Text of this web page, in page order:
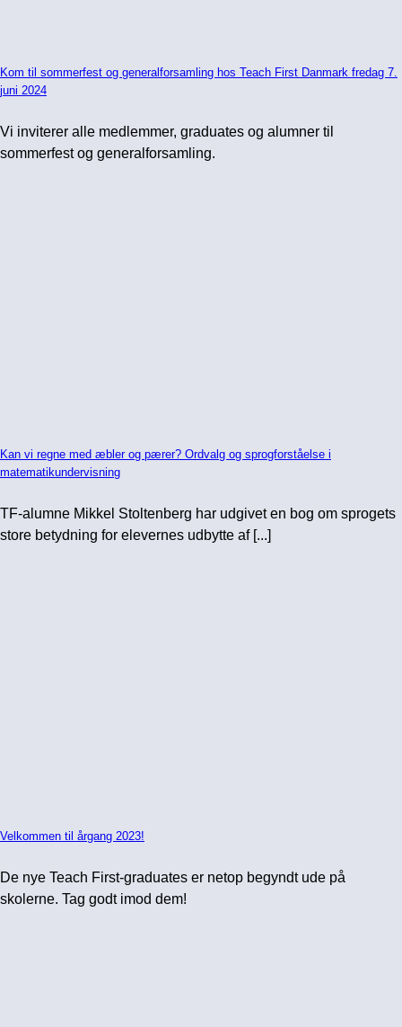
Kom til sommerfest og generalforsamling hos Teach First Danmark fredag 7.
juni 2024
Vi inviterer alle medlemmer, graduates og alumner til
sommerfest og generalforsamling.
Kan vi regne med æbler og pærer? Ordvalg og sprogforståelse i
matematikundervisning
TF-alumne Mikkel Stoltenberg har udgivet en bog om sprogets
store betydning for elevernes udbytte af [...]
Velkommen til årgang 2023!
De nye Teach First-graduates er netop begyndt ude på
skolerne. Tag godt imod dem!